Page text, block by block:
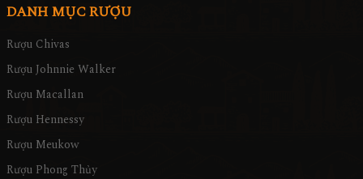
DANH MỤC RƯỢU
Rượu Chivas
Rượu Johnnie Walker
Rượu Macallan
Rượu Hennessy
Rượu Meukow
Rượu Phong Thủy